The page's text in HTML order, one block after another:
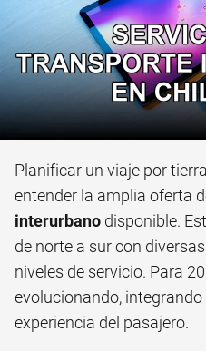
Planificar un viaje por
entender la amplia oferta
interurbano disponible.
de norte a sur con
niveles de servicio. Para
evolucionando,
experiencia del pasajero.